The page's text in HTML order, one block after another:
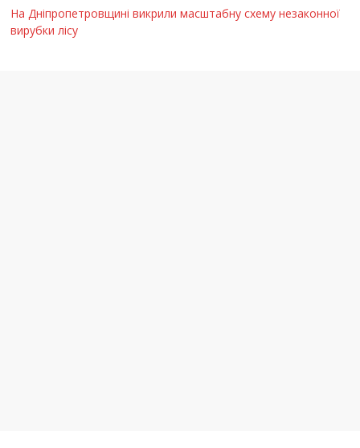
На Дніпропетровщині викрили масштабну схему незаконної
вирубки лісу